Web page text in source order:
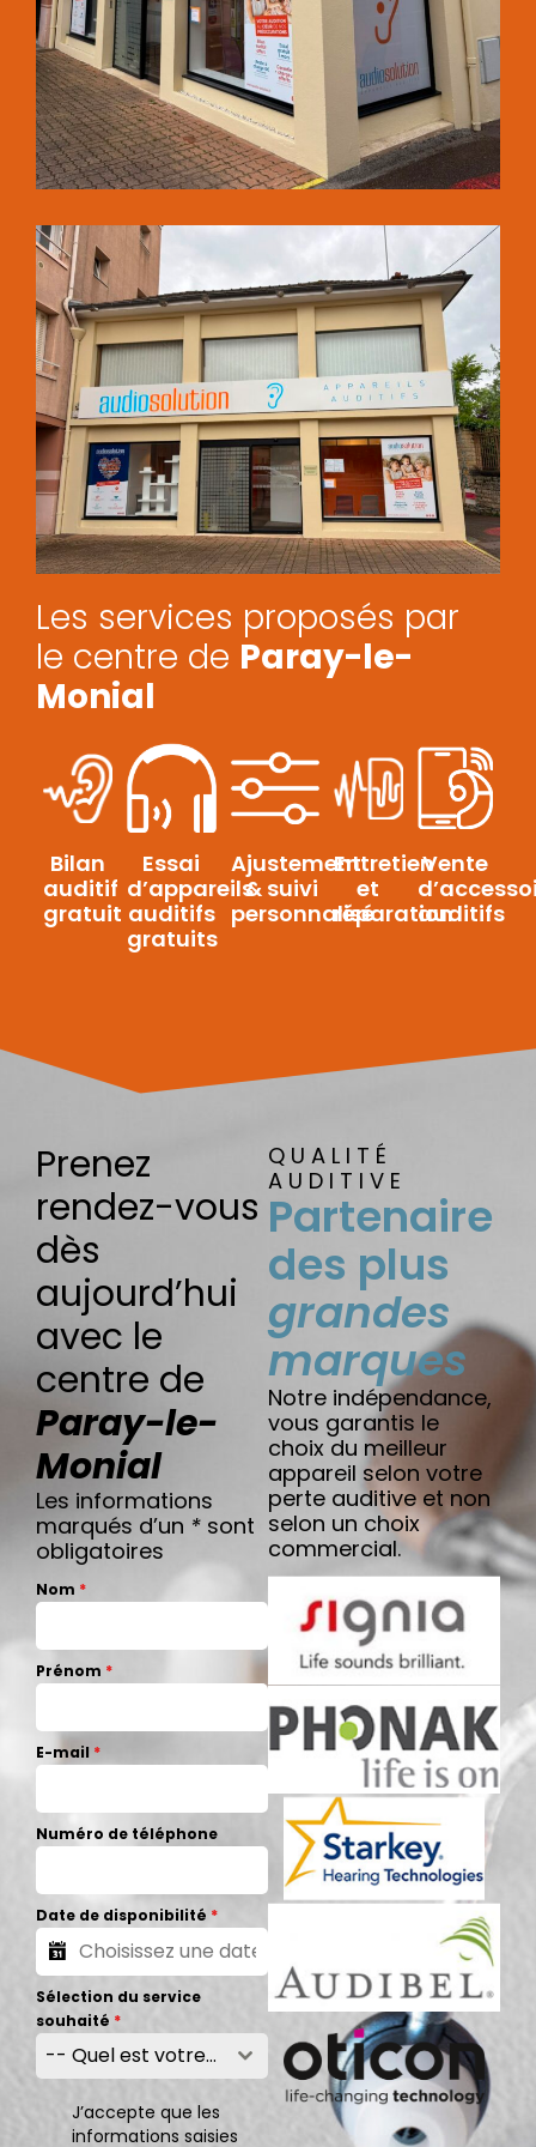
Les services proposés par
le centre de Paray-le-
Monial
Bilan
auditif
gratuit
Essai
d’appareils
auditifs
gratuits
Ajustement
& suivi
personnalisé
Entretien
et
réparation
Vente
auditifs
Prenez
rendez-vous
dès
aujourd’hui
avec le
centre de
Paray-le-
Monial
Les informations
marqués d’un * sont
obligatoires
Nom *
Prénom *
E-mail *
Numéro de téléphone
Date de disponibilité *
Sélection du service
souhaité *
-- Quel est votre besoin --
J’accepte que les
informations saisies
QUALITÉ
AUDITIVE
Partenaire
des plus
grandes
marques
Notre indépendance,
vous garantis le
choix du meilleur
appareil selon votre
perte auditive et non
selon un choix
commercial.